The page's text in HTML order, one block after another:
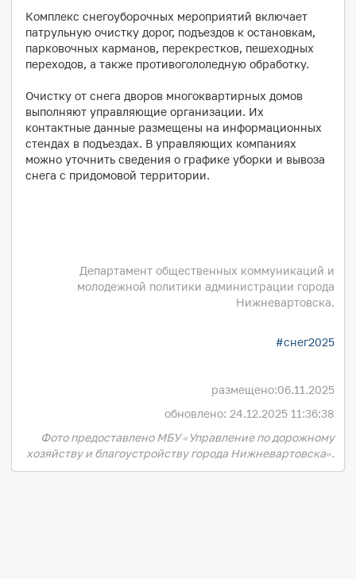
Комплекс снегоуборочных мероприятий включает
патрульную очистку дорог, подъездов к остановкам,
парковочных карманов, перекрестков, пешеходных
переходов, а также противогололедную обработку.
Очистку от снега дворов многоквартирных домов
выполняют управляющие организации. Их
контактные данные размещены на информационных
стендах в подъездах. В управляющих компаниях
можно уточнить сведения о графике уборки и вывоза
снега с придомовой территории.
Департамент общественных коммуникаций и
молодежной политики администрации города
Нижневартовска.
#снег2025
размещено:06.11.2025
обновлено: 24.12.2025 11:36:38
Фото предоставлено МБУ «Управление по дорожному
хозяйству и благоустройству города Нижневартовска».